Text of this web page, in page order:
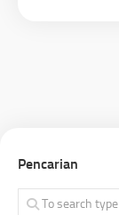
Pencarian